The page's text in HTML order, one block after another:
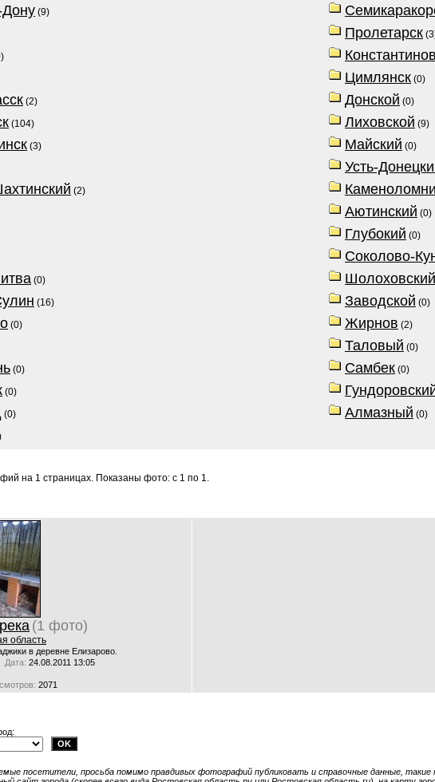
Дону (9)
(2)
(104)
(3)
(2)
(0)
(16)
(0)
(0)
(0)
(0)
Пролетарск
Цимлянск (0)
Донской (0)
Лиховской (9)
Майский (0)
Усть-
Каменоломни
Аютинский (0)
Глубокий (0)
Соколово-
Шолоховский
Заводской (0)
Жирнов (2)
Таловый (0)
Самбек (0)
Алмазный (0)
на 1 страницах. Показаны фото: с 1 по 1.
(1 фото)
область
в деревне Елизарово.
Дата: 24.08.2011 13:05
2071
посетители, просьба помимо правдивых фотографий публиковать и справочные данные, такие